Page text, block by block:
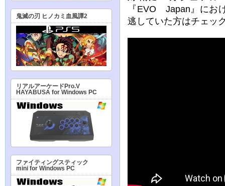
『EVO Japan』にお
逃していた方はチェッ
鬼滅の刃 ヒノカミ血風譚2
リアルアーケードPro.V
HAYABUSA for Windows PC
ファイティングスティック
mini for Windows PC